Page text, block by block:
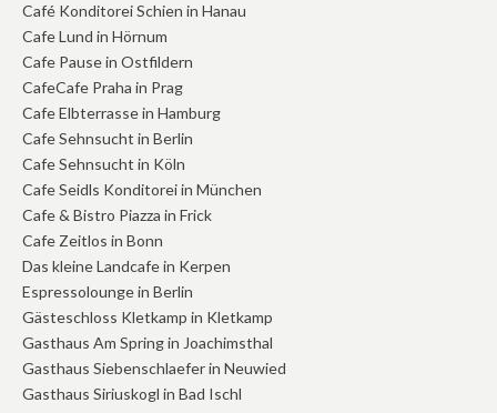
Café Konditorei Schien in Hanau
Cafe Lund in Hörnum
Cafe Pause in Ostfildern
CafeCafe Praha in Prag
Cafe Elbterrasse in Hamburg
Cafe Sehnsucht in Berlin
Cafe Sehnsucht in Köln
Cafe Seidls Konditorei in München
Cafe & Bistro Piazza in Frick
Cafe Zeitlos in Bonn
Das kleine Landcafe in Kerpen
Espressolounge in Berlin
Gästeschloss Kletkamp in Kletkamp
Gasthaus Am Spring in Joachimsthal
Gasthaus Siebenschlaefer in Neuwied
Gasthaus Siriuskogl in Bad Ischl